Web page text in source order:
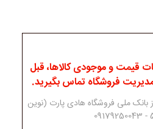
قیمت و موجودی کالاها، قبل
فروشگاه تماس بگیرید.
از بانک ملی فروشگاه هادی پارت (نوین